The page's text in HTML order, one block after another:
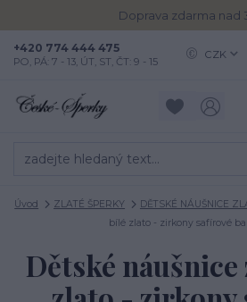
Doprava zdarma nad
CZK
+420 774 444 475
PO, PÁ: 7 - 13, ÚT, ST, ČT: 9 - 15
Úvod ZLATÉ ŠPERKY DĚTSKÉ NÁUŠNICE
bílé zlato - zirkony safírové
Dětské